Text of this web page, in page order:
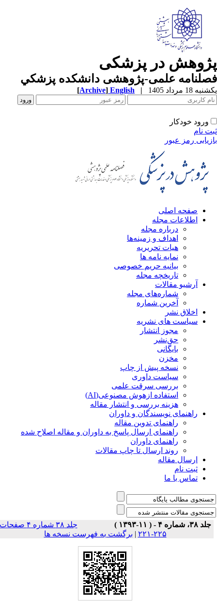
در پزشکی
علمی-پژوهشی دانشکده پزشکي
18 مرداد 1405 |
English
[Archive]
ورود خودکار
نام
رمز عبور
صفحه اصلی
اطلاعات مجله
درباره مجله
اهداف و زمینه‌ها
هیات تحریریه
نمایه نامه ها
بیانیه حریم خصوصی
تاریخچه مجله
آرشیو مقالات
شماره‌های مجله
آخرین شماره
اخلاق نشر
سیاست های نشریه
مجوز انتشار
حق‌نشر
بایگانی
مخزن
نسخه پیش از چاپ
سیاست داوری
بررسی سرقت علمی
استفاده ازهوش مصنوعی(AI)
هزینه بررسی و انتشار مقاله
راهنمای نویسندگان و داوران
راهنمای تدوین مقاله
راهنمای ارسال پاسخ به داوران و مقاله اصلاح شده
راهنمای داوران
روند ارسال تا چاپ مقالات
ارسال مقاله
ثبت نام
تماس با ما
جلد ۳۸، شماره ۴ - ( ۱۱-۱۳۹۳ )
جلد ۳۸ شماره ۴ صفحات
۲۲۵-۲۲۱
|برگشت به فهرست نسخه ها